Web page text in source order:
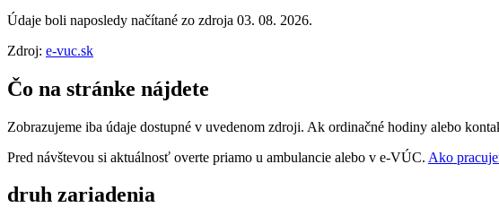
Údaje boli naposledy načítané zo zdroja 03. 08. 2026.
Zdroj: e-vuc.sk
Čo na stránke nájdete
Zobrazujeme iba údaje dostupné v uvedenom zdroji. Ak ordinačné hodiny alebo
Pred návštevou si aktuálnosť overte priamo u ambulancie alebo v e‑VÚC. Ako
druh zariadenia